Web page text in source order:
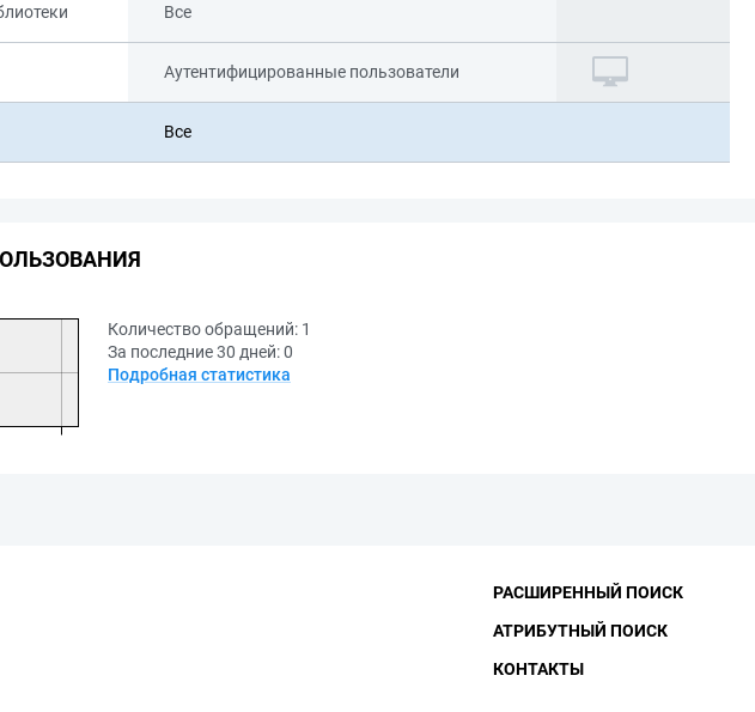
Все
Аутентифицированные пользователи
Все
Количество обращений: 1
За последние 30 дней:0
Подробная статистика
РАСШИРЕННЫЙ ПОИСК
АТРИБУТНЫЙ ПОИСК
КОНТАКТЫ